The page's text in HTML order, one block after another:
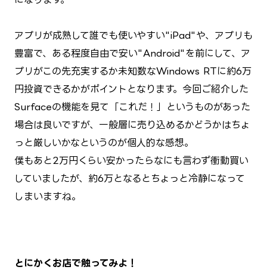
アプリが成熟して誰でも使いやすい"iPad"や、アプリも
豊富で、ある程度自由で安い"Android"を前にして、ア
プリがこの先充実するか未知数なWindows RTに約6万
円投資できるかがポイントとなります。今回ご紹介した
Surfaceの機能を見て「これだ！」というものがあった
場合は良いですが、一般層に売り込めるかどうかはちょ
っと厳しいかなというのが個人的な感想。
僕もあと2万円くらい安かったらなにも言わず衝動買い
していましたが、約6万となるとちょっと冷静になって
しまいますね。
とにかくお店で触ってみよ！